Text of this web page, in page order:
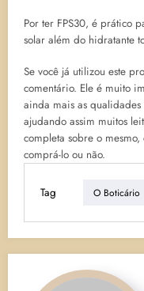
Por ter FPS30, é prático
solar além do hidratante
Se você já utilizou este
comentário. Ele é muito
ainda mais as
ajudando assim muitos
completa sobre o
comprá-lo ou não.
Tag O Boticário